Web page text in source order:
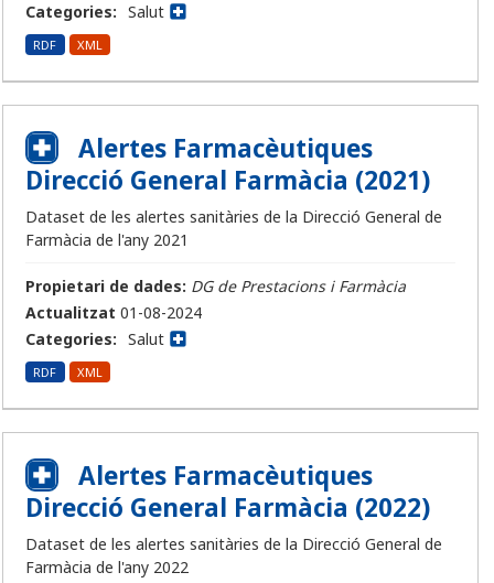
Categories: Salut
RDF XML
Alertes Farmacèutiques
Direcció General Farmàcia (2021)
Dataset de les alertes sanitàries de la Direcció General de
Farmàcia de l'any 2021
Propietari de dades: DG de Prestacions i Farmàcia
Actualitzat 01-08-2024
Categories: Salut
RDF XML
Alertes Farmacèutiques
Direcció General Farmàcia (2022)
Dataset de les alertes sanitàries de la Direcció General de
Farmàcia de l'any 2022